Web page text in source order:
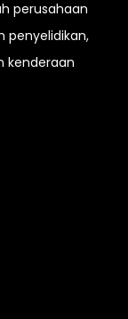
perusahaan
penyelidikan,
kenderaan